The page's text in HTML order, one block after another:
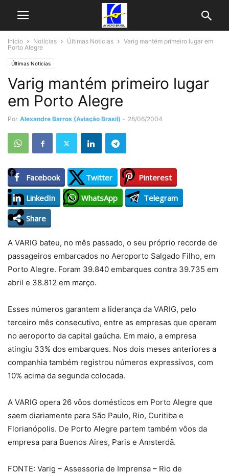
Início Notícias Últimas Noticias
Varig mantém primeiro lugar em
Porto Alegre
Últimas Noticias
Varig mantém primeiro lugar
em Porto Alegre
Por Alexandre Barros (Aviação Brasil) - 28/06/2004
Facebook Twitter
Pinterest
LinkedIn
WhatsApp
Telegram
Share
A VARIG bateu, no mês passado, o seu próprio recorde de
passageiros embarcados no Aeroporto Salgado Filho, em
Porto Alegre. Foram 39.840 embarques contra 39.735 em
abril e 38.812 em março.
Esses números garantem a liderança da VARIG, pelo
terceiro mês consecutivo, entre as empresas que operam
no aeroporto da capital gaúcha. Em maio, a empresa
atingiu 33% dos embarques. Nos dois meses anteriores a
companhia também registrou números expressivos, com
10% acima da segunda colocada.
A VARIG opera 26 vôos domésticos em Porto Alegre que
saem diariamente para São Paulo, Rio, Curitiba e
Florianópolis. De Porto Alegre partem também vôos da
empresa para Buenos Aires, Paris e Amsterdã.
FONTE: Varig – Assessoria de Imprensa – Rio de